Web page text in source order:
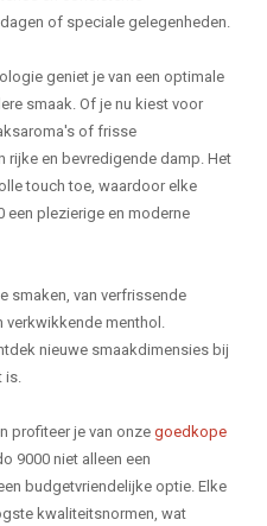
of speciale gelegenheden.
geniet je van een optimale
smaak. Of je nu kiest voor
of frisse
en bevredigende damp. Het
touch toe, waardoor elke
een plezierige en moderne
smaken, van verfrissende
menthol.
nieuwe smaakdimensies bij
profiteer je van onze goedkope
9000 niet alleen een
budgetvriendelijke optie. Elke
kwaliteitsnormen, wat